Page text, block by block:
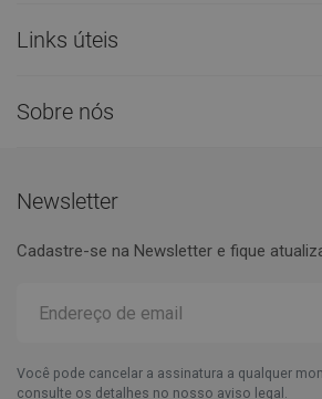
Links úteis
Sobre nós
Newsletter
Cadastre-se na Newsletter e fique
Você pode cancelar a assinatura a qualquer
consulte os detalhes no nosso aviso legal.